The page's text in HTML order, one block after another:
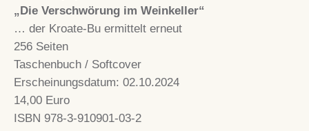
„Die Verschwörung im Weinkeller“
… der Kroate-Bu ermittelt erneut
256 Seiten
Taschenbuch / Softcover
Erscheinungsdatum: 02.10.2024
14,00 Euro
ISBN 978-3-910901-03-2